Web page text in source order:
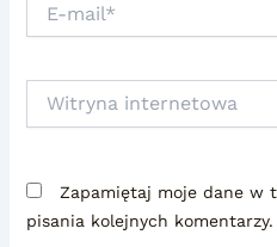
mail*
internetowa
Zapamiętaj moje dane w
pisania kolejnych komentarzy.